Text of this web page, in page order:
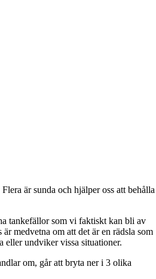
är sunda och hjälper oss att behålla
tankefällor som vi faktiskt kan bli av
medvetna om att det är en rädsla som
eller undviker vissa situationer.
om, går att bryta ner i 3 olika